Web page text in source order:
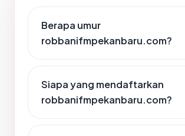
Berapa umur
robbanifmpekanbaru.com?
Siapa yang mendaftarkan
robbanifmpekanbaru.com?